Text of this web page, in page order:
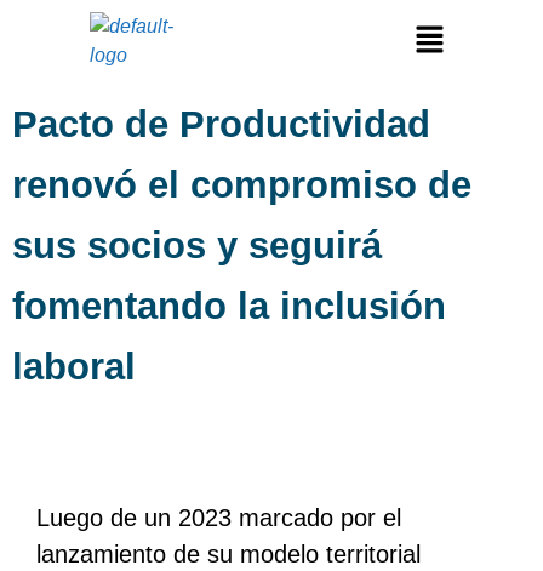
Pacto de Productividad
renovó el compromiso de
sus socios y seguirá
fomentando la inclusión
laboral
Luego de un 2023 marcado por el
lanzamiento de su modelo territorial